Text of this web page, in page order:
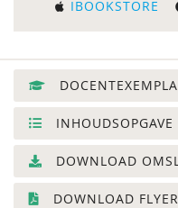
IBOOKSTORE
INHOUDSOPGAVE
DOWNLOAD
DOWNLOAD FLYER